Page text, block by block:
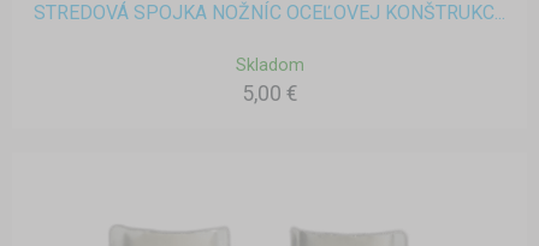
STREDOVÁ SPOJKA NOŽNÍC OCEĽOVEJ KONŠTRUKC...
Skladom
5,00 €